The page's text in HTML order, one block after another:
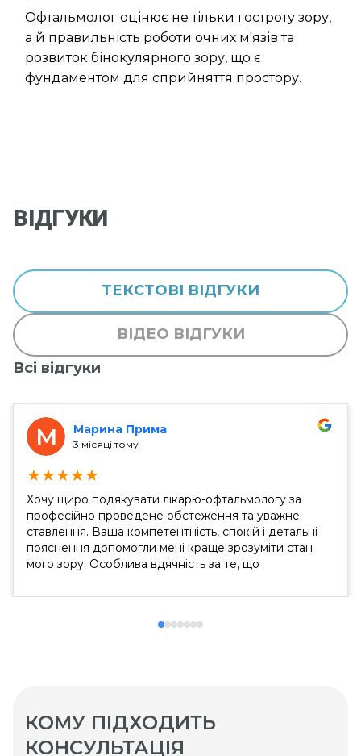
Офтальмолог оцінює не тільки гостроту зору,
а й правильність роботи очних м'язів та
розвиток бінокулярного зору, що є
фундаментом для сприйняття простору.
ВІДГУКИ
ТЕКСТОВІ ВІДГУКИ
ВІДЕО ВІДГУКИ
Всі відгуки
М Марина Прима
3 місяці тому
★★★★★
Хочу щиро подякувати лікарю-офтальмологу за
професійно проведене обстеження та уважне
ставлення. Ваша компетентність, спокій і детальні
пояснення допомогли мені краще зрозуміти стан
мого зору. Особлива вдячність за те, що
лазерної корекції. Це дуже важливо для мене і
КОМУ ПІДХОДИТЬ
КОНСУЛЬТАЦІЯ